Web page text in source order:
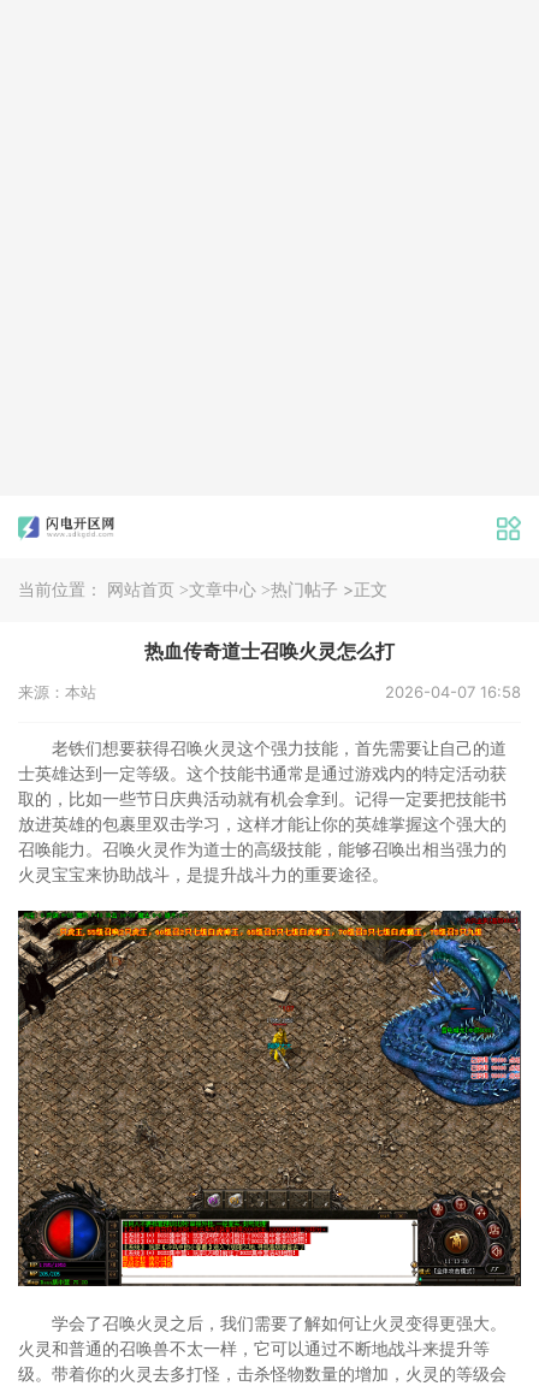
当前位置： 网站首页 >文章中心 >热门帖子 >正文
热血传奇道士召唤火灵怎么打
来源：本站 2026-04-07 16:58
老铁们想要获得召唤火灵这个强力技能，首先需要让自己的道
士英雄达到一定等级。这个技能书通常是通过游戏内的特定活动获
取的，比如一些节日庆典活动就有机会拿到。记得一定要把技能书
放进英雄的包裹里双击学习，这样才能让你的英雄掌握这个强大的
召唤能力。召唤火灵作为道士的高级技能，能够召唤出相当强力的
火灵宝宝来协助战斗，是提升战斗力的重要途径。
学会了召唤火灵之后，我们需要了解如何让火灵变得更强大。
火灵和普通的召唤兽不太一样，它可以通过不断地战斗来提升等
级。带着你的火灵去多打怪，击杀怪物数量的增加，火灵的等级会